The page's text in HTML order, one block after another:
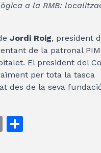
a la RMB:
Jordi Roig, president
de la patronal
El president del
per tota la tasca
des de la seva fundació
E